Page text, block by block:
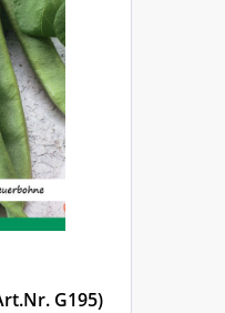
G195)